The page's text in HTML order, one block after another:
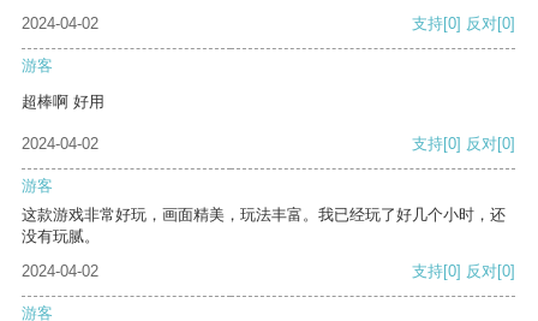
2024-04-02
支持[0] 反对[0]
游客
超棒啊 好用
2024-04-02 支持[0] 反对[0]
游客
这款游戏非常好玩，画面精美，玩法丰富。我已经玩了好几个小时，还
没有玩腻。
2024-04-02
支持[0] 反对[0]
游客